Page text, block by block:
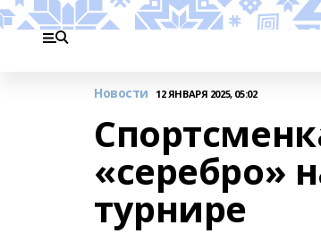
Новости 12 ЯНВАРЯ 2025, 05:02
«серебро»
турнире